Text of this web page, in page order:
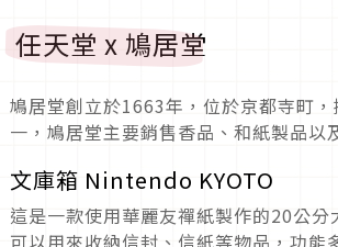
任天堂 x 鳩居堂
鳩居堂創立於1663年，位於京都寺町
一，鳩居堂主要銷售香品、和紙製品
文庫箱 Nintendo KYOTO
這是一款使用華麗友禪紙製作的20公
可以用來收納信封、信紙等物品，功